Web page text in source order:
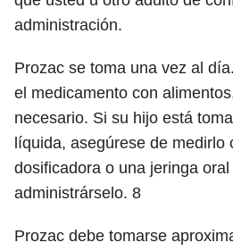
administración.
Prozac se toma una vez al
el medicamento con
necesario. Si su hijo está
líquida, asegúrese de medirlo
dosificadora o una jeringa
administrárselo. 8
Prozac debe tomarse